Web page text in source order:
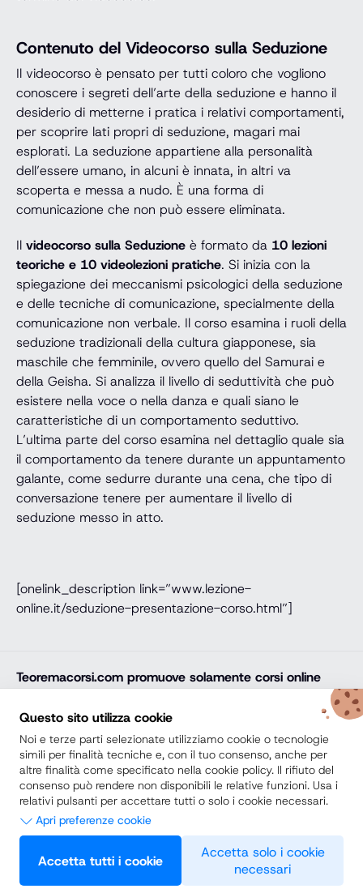
Contenuto del Videocorso sulla Seduzione
Il videocorso è pensato per tutti coloro che vogliono
conoscere i segreti dell’arte della seduzione e hanno il
desiderio di metterne i pratica i relativi comportamenti,
per scoprire lati propri di seduzione, magari mai
esplorati. La seduzione appartiene alla personalità
dell’essere umano, in alcuni è innata, in altri va
scoperta e messa a nudo. È una forma di
comunicazione che non può essere eliminata.
Il videocorso sulla Seduzione è formato da 10 lezioni
teoriche e 10 videolezioni pratiche. Si inizia con la
spiegazione dei meccanismi psicologici della seduzione
e delle tecniche di comunicazione, specialmente della
comunicazione non verbale. Il corso esamina i ruoli della
seduzione tradizionali della cultura giapponese, sia
maschile che femminile, ovvero quello del Samurai e
della Geisha. Si analizza il livello di seduttività che può
esistere nella voce o nella danza e quali siano le
caratteristiche di un comportamento seduttivo.
L’ultima parte del corso esamina nel dettaglio quale sia
il comportamento da tenere durante un appuntamento
galante, come sedurre durante una cena, che tipo di
conversazione tenere per aumentare il livello di
seduzione messo in atto.
[onelink_description link=”www.lezione-
online.it/seduzione-presentazione-corso.html”]
Teoremacorsi.com promuove solamente corsi online
professionali, corsi per il diploma online, lauree e master
online di comprovata qualità e con attestato finale
riconosciuto e spendibile sul mercato del lavoro. Trova
la soluzione ideale e arricchisci il tuo percorso di studi
con noi.
Secondo Diploma
Scuole Private vs Scuole Paritarie
© 2026 Teoremacorsi.com Tutti i diritti riservati. -
Questo sito utilizza cookie
Noi e terze parti selezionate utilizziamo cookie o tecnologie
simili per finalità tecniche e, con il tuo consenso, anche per
altre finalità come specificato nella cookie policy. Il rifiuto del
consenso può rendere non disponibili le relative funzioni. Usa i
relativi pulsanti per accettare tutti o solo i cookie necessari.
Apri preferenze cookie
Questi strumenti di tracciamento sono strettamente necessari per
garantire il funzionamento e la fornitura del servizio che ci hai
Accetta tutti i cookie
Accetta solo i cookie
necessari